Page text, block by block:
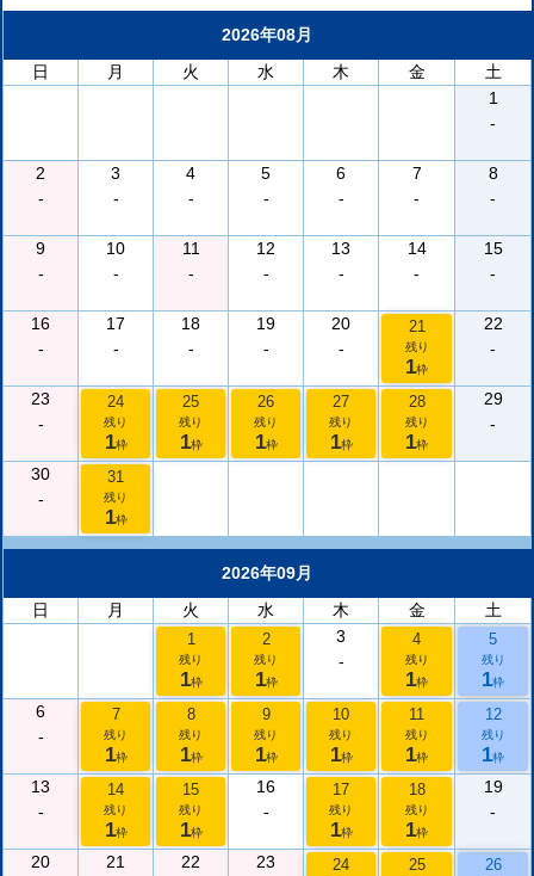
2026年08月
日
月 火 水 木 金
土
1
-
2
-
3
-
4
-
5
-
6
-
7
-
8
-
9
-
10
-
11
-
12
-
13
-
14
-
15
-
16
-
17
-
18
-
19
-
20
-
21
残り
1枠
22
-
23
-
24
残り
1枠
25
残り
1枠
26
残り
1枠
27
残り
1枠
28
残り
1枠
29
-
30
-
31
残り
1枠
2026年09月
日
月 火 水 木 金 土
1
残り
1枠
2
残り
1枠
3
-
4
残り
1枠
5
残り
1枠
6
-
7
残り
1枠
8
残り
1枠
9
残り
1枠
10
残り
1枠
11
残り
1枠
12
残り
1枠
13
-
14
残り
1枠
15
残り
1枠
16
-
17
残り
1枠
18
残り
1枠
19
-
20
21
22
23
24 25 26